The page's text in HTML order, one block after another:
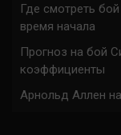
Где смотреть
время начала
Прогноз на бой
коэффициенты
Арнольд Аллен